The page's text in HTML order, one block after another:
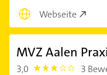
Webseite
MVZ Aalen
3,0 3.0 3